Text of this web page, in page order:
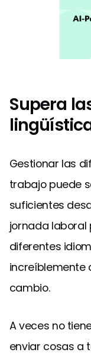
Supera
Gestionar las
trabajo puede
suficientes
jornada laboral
diferentes
increíblemente
cambio.
A veces no
enviar cosas a